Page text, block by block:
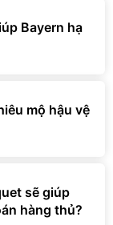
Bayern hạ
mộ hậu vệ
sẽ giúp
hàng thủ?